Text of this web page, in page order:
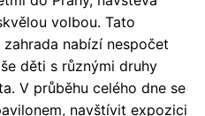
volbou. Tato
nabízí nespočet
děti s různými druhy
V průběhu celého dne se
navštívit expozici